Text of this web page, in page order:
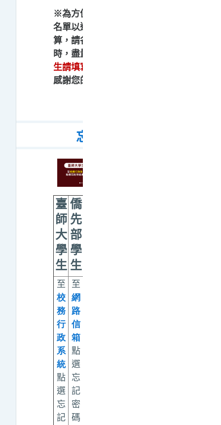
※為方便授課教師辨識選課
名單以進行點名或成績計
算，請各位同學填寫姓名
時，盡量以
生請填寫英文全名)
感謝您的配合！
忘記密碼
臺
師
大
學
生
僑
先
部
學
生
至
校
務
行
政
系
統
點
選
忘
記
至
網
路
信
箱
點
選
忘
記
密
碼